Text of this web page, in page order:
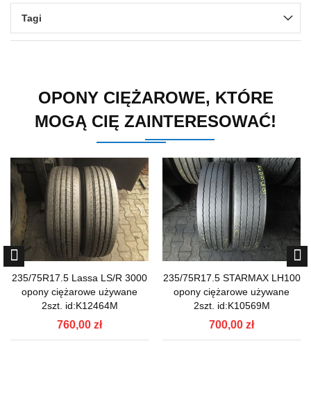
Tagi
OPONY CIĘŻAROWE, KTÓRE
MOGĄ CIĘ ZAINTERESOWAĆ!
235/75R17.5 Lassa LS/R 3000
opony ciężarowe używane
2szt. id:K12464M
760,00 zł
235/75R17.5 STARMAX LH100
opony ciężarowe używane
2szt. id:K10569M
700,00 zł